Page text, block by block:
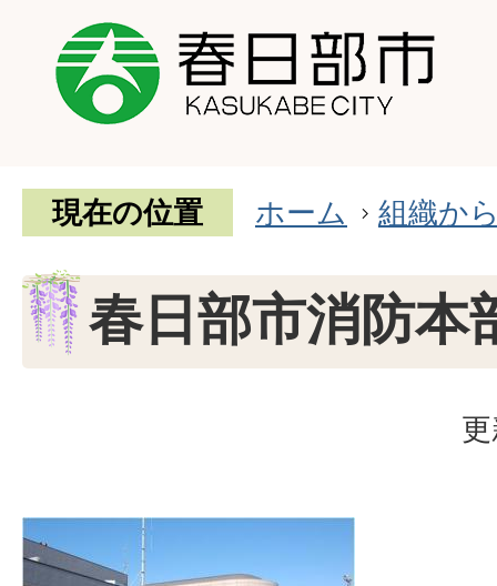
現在の位置 ホーム 組織か
春日部市消防本